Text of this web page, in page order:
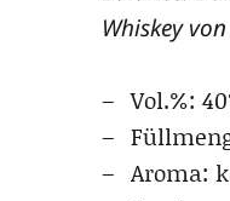
Whis­key
Vol.%:
Aro­ma: